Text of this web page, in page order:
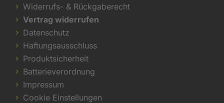
Widerrufs- & Rückgaberecht
Vertrag widerrufen
Datenschutz
Haftungsausschluss
Produktsicherheit
Batterieverordnung
Impressum
Cookie Einstellungen